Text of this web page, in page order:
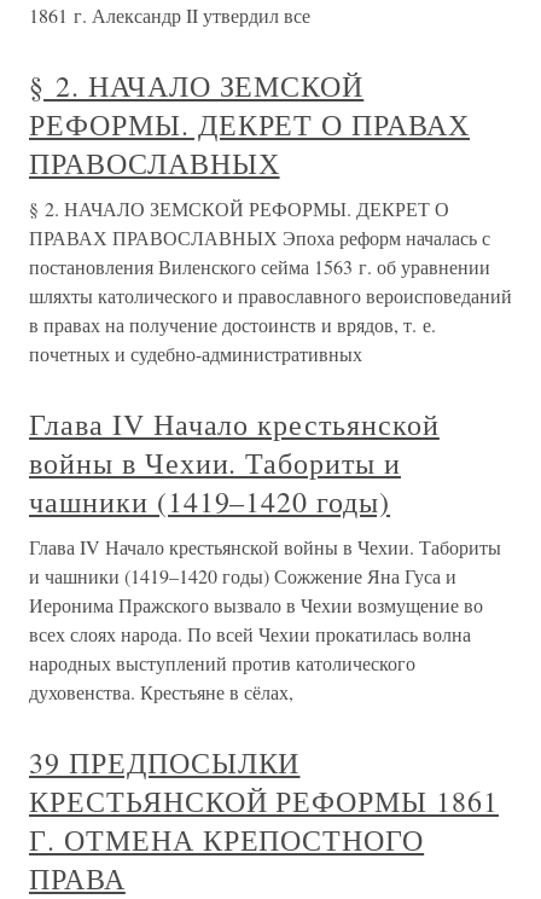
1861 г. Александр II утвердил все
§ 2. НАЧАЛО ЗЕМСКОЙ
РЕФОРМЫ. ДЕКРЕТ О ПРАВАХ
ПРАВОСЛАВНЫХ
§ 2. НАЧАЛО ЗЕМСКОЙ РЕФОРМЫ. ДЕКРЕТ О
ПРАВАХ ПРАВОСЛАВНЫХ Эпоха реформ началась с
постановления Виленского сейма 1563 г. об уравнении
шляхты католического и православного вероисповеданий
в правах на получение достоинств и врядов, т. е.
почетных и судебно-административных
Глава IV Начало крестьянской
войны в Чехии. Табориты и
чашники (1419–1420 годы)
Глава IV Начало крестьянской войны в Чехии. Табориты
и чашники (1419–1420 годы) Сожжение Яна Гуса и
Иеронима Пражского вызвало в Чехии возмущение во
всех слоях народа. По всей Чехии прокатилась волна
народных выступлений против католического
духовенства. Крестьяне в сёлах,
39 ПРЕДПОСЫЛКИ
КРЕСТЬЯНСКОЙ РЕФОРМЫ 1861
Г. ОТМЕНА КРЕПОСТНОГО
ПРАВА